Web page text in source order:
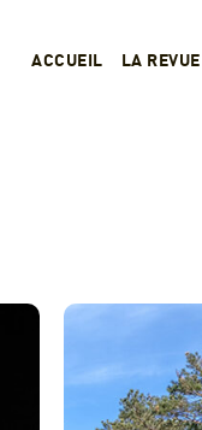
ACCUEIL LA